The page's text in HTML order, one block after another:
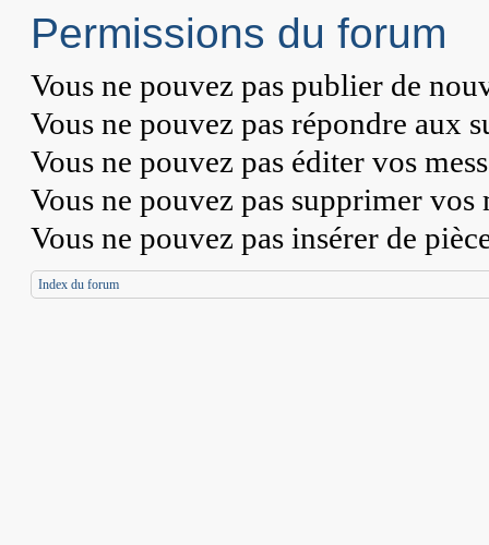
Permissions du forum
Vous ne pouvez pas publier de
Vous ne pouvez pas répondre aux
Vous ne pouvez pas éditer vos
Vous ne pouvez pas supprimer vos
Vous ne pouvez pas insérer de
Index du forum